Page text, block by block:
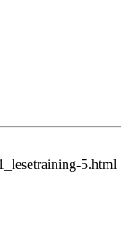
5.html